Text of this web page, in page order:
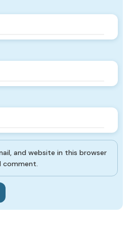
and website in this browser
comment.